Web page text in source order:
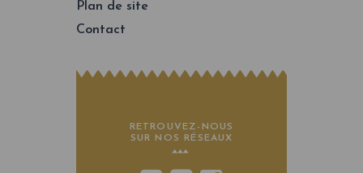
Plan de site
Contact
RETROUVEZ-NOUS
SUR NOS RÉSEAUX